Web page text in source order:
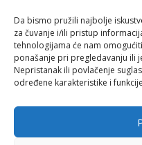
Da bismo pružili najbolje
za čuvanje i/ili pristup
tehnologijama će nam
ponašanje pri pregledavanju ili
Nepristanak ili povlačenje
određene karakteristike i
Email: